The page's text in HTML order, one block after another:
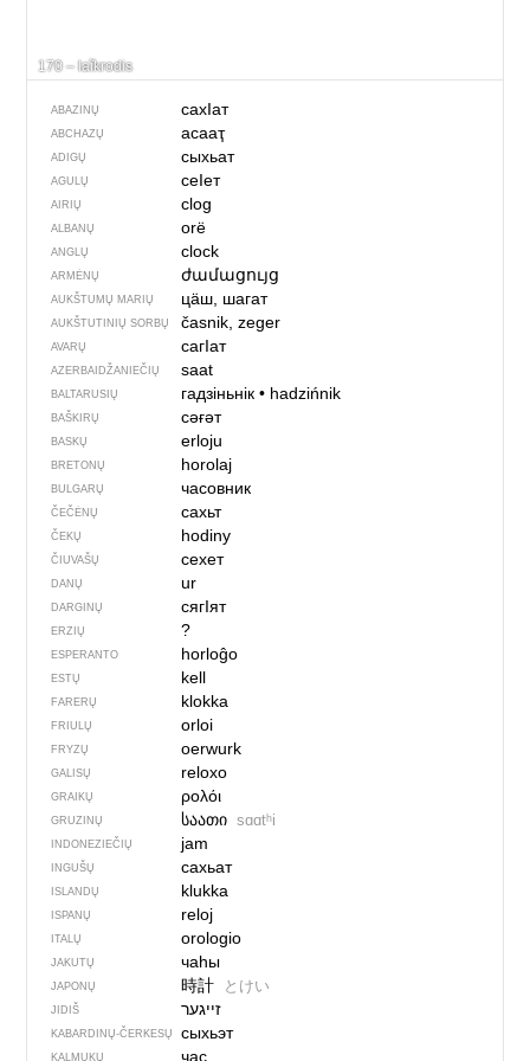
170 – laĩkrodis
ABAZINŲ сахIат
ABCHAZŲ асааҭ
ADIGŲ сыхьат
AGULŲ сеIет
AIRIŲ clog
ALBANŲ orë
ANGLŲ clock
ARMĖNŲ ժամացույց
AUKŠTUMŲ MARIŲ цӓш, шагат
AUKŠTUTINIŲ SORBŲ časnik, zeger
AVARŲ сагІат
AZERBAIDŽANIEČIŲ saat
BALTARUSIŲ гадзіньнік• hadzińnik
BAŠKIRŲ сәғәт
BASKŲ erloju
BRETONŲ horolaj
BULGARŲ часовник
ČEČĖNŲ сахьт
ČEKŲ hodiny
ČIUVAŠŲ сехет
DANŲ ur
DARGINŲ сягIят
ERZIŲ ?
ESPERANTO horloĝo
ESTŲ kell
FARERŲ klokka
FRIULŲ orloi
FRYZŲ oerwurk
GALISŲ reloxo
GRAIKŲ ρολόι
GRUZINŲ საათი sɑɑtʰi
INDONEZIEČIŲ jam
INGUŠŲ сахьат
ISLANDŲ klukka
ISPANŲ reloj
ITALŲ orologio
JAKUTŲ чаһы
JAPONŲ 時計 とけい
JIDIŠ זייגער
KABARDINŲ-ČERKESŲ сыхьэт
KALMUKŲ час